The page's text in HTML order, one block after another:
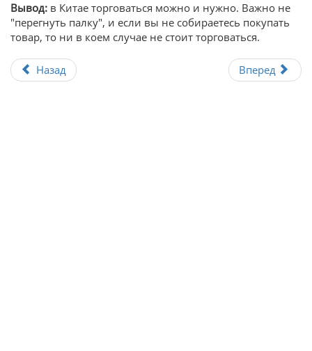
Вывод: в Китае торговаться можно и нужно. Важно не
"перегнуть палку", и если вы не собираетесь покупать
товар, то ни в коем случае не стоит торговаться.
Назад Вперед